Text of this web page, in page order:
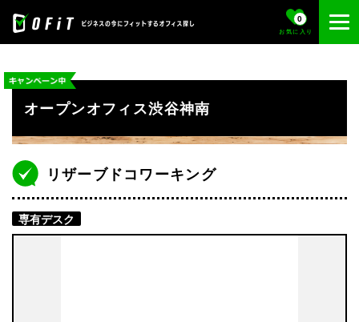
お気に入り
0
オープンオフィス渋谷神南
リザーブドコワーキング
専有デスク